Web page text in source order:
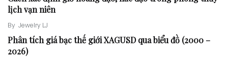
lịch vạn niên
By Jewelry LJ
Phân tích giá bạc thế giới XAGUSD qua biểu đồ (2000 –
2026)